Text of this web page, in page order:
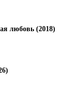
любовь (2018)